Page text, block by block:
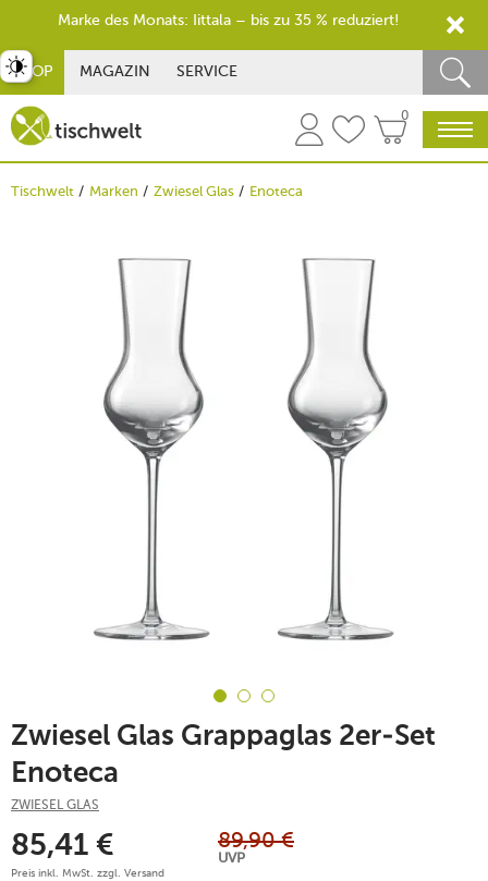
SHOP MAGAZIN SERVICE
0
Tischwelt Marken Zwiesel Glas Enoteca
Zwiesel Glas Grappaglas 2er-Set
Enoteca
ZWIESEL GLAS
85,41 €
Preis inkl. MwSt. zzgl. Versand
89,90 €
UVP
umschalten
Marke des Monats: Iittala – bis zu 35 % reduziert!